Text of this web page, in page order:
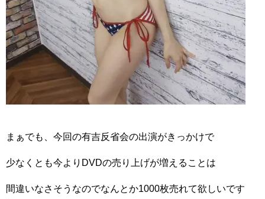
まぁでも、今回の有吉反省会の出演がきっかけで
少なくとも今よりDVDの売り上げが増えることは
間違いなさそうなのでなんとか1000枚売れて欲しいです